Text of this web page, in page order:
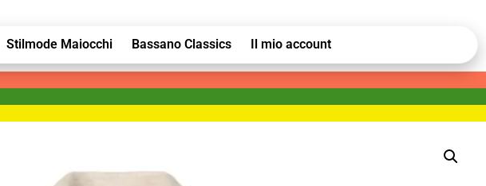
Stilmode Maiocchi Bassano Classics Il mio account